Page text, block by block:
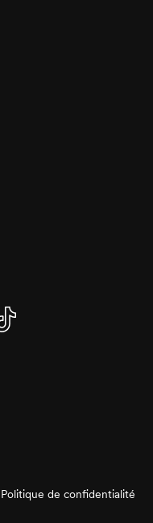
Politique de confidentialité